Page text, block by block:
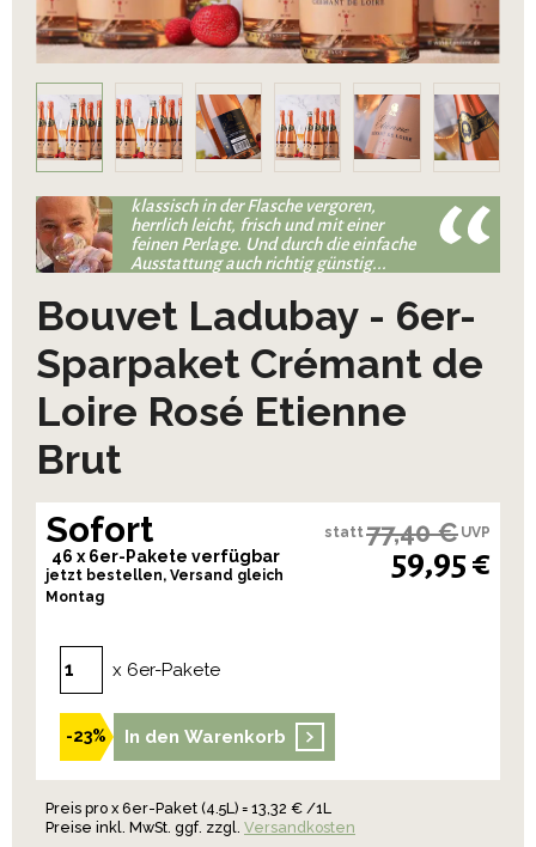
klassisch in der Flasche vergoren,
herrlich leicht, frisch und mit einer
feinen Perlage. Und durch die einfache
Ausstattung auch richtig günstig...
Bouvet Ladubay - 6er-
Sparpaket Crémant de
Loire Rosé Etienne
Brut
Sofort
46 x 6er-Pakete verfügbar
jetzt bestellen, Versand gleich
Montag
statt77,40 € UVP
59,95 €
x 6er-Pakete
-23% In den Warenkorb
Preis pro x 6er-Paket (4.5L) = 13,32 € /1L
Preise inkl. MwSt. ggf. zzgl. Versandkosten